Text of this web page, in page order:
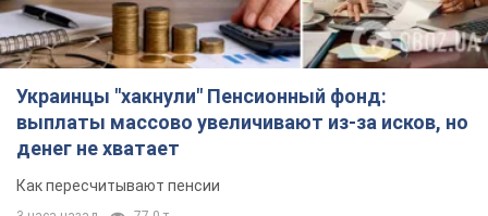
Украинцы "хакнули" Пенсионный фонд:
выплаты массово увеличивают из-за исков, но
денег не хватает
Как пересчитывают пенсии